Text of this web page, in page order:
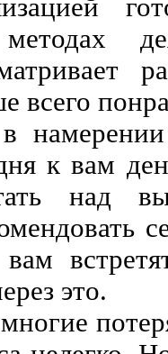
всего
к вам
над
это.